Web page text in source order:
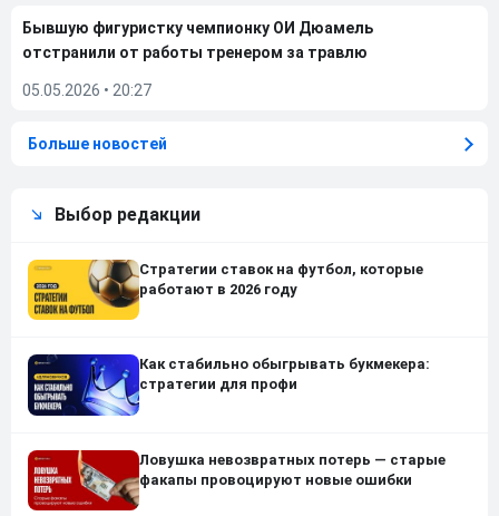
Бывшую фигуристку чемпионку ОИ Дюамель
отстранили от работы тренером за травлю
05.05.2026 • 20:27
Больше новостей
Выбор редакции
Стратегии ставок на футбол, которые
работают в 2026 году
Как стабильно обыгрывать букмекера:
стратегии для профи
Ловушка невозвратных потерь — старые
факапы провоцируют новые ошибки